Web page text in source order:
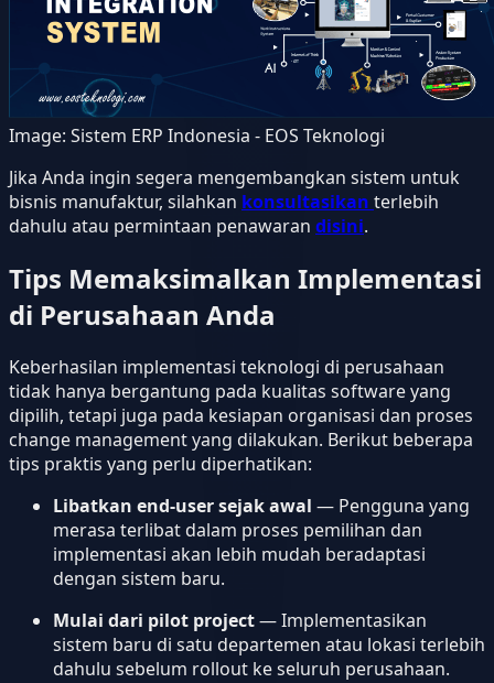
Image: Sistem ERP Indonesia - EOS Teknologi
Jika Anda ingin segera mengembangkan sistem untuk
bisnis manufaktur, silahkan konsultasikan terlebih
dahulu atau permintaan penawaran disini.
Tips Memaksimalkan Implementasi
di Perusahaan Anda
Keberhasilan implementasi teknologi di perusahaan
tidak hanya bergantung pada kualitas software yang
dipilih, tetapi juga pada kesiapan organisasi dan proses
change management yang dilakukan. Berikut beberapa
tips praktis yang perlu diperhatikan:
Libatkan end-user sejak awal — Pengguna yang
merasa terlibat dalam proses pemilihan dan
implementasi akan lebih mudah beradaptasi
dengan sistem baru.
Mulai dari pilot project— Implementasikan
sistem baru di satu departemen atau lokasi terlebih
dahulu sebelum rollout ke seluruh perusahaan.